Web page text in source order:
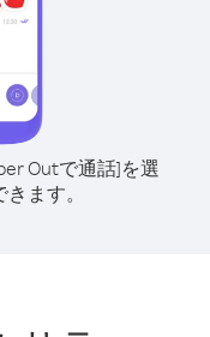
Outで通話]を選
ます。